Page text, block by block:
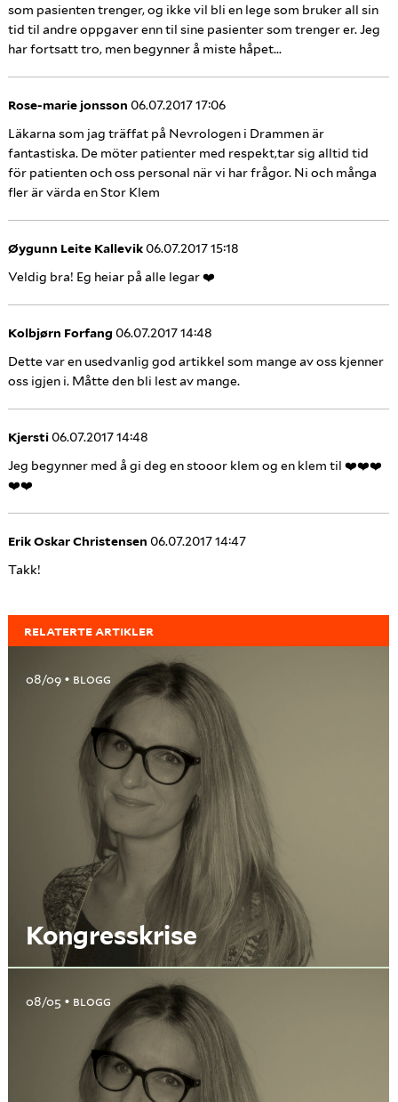
som pasienten trenger, og ikke vil bli en lege som bruker all sin
tid til andre oppgaver enn til sine pasienter som trenger er. Jeg
har fortsatt tro, men begynner å miste håpet...
Rose-marie jonsson 06.07.2017 17:06
Läkarna som jag träffat på Nevrologen i Drammen är
fantastiska. De möter patienter med respekt,tar sig alltid tid
för patienten och oss personal när vi har frågor. Ni och många
fler är värda en Stor Klem
Øygunn Leite Kallevik06.07.2017 15:18
Veldig bra! Eg heiar på alle legar ❤️
Kolbjørn Forfang 06.07.2017 14:48
Dette var en usedvanlig god artikkel som mange av oss kjenner
oss igjen i. Måtte den bli lest av mange.
Kjersti06.07.2017 14:48
Jeg begynner med å gi deg en stooor klem og en klem til ❤️❤️❤️
❤️❤️
Erik Oskar Christensen 06.07.2017 14:47
Takk!
RELATERTE ARTIKLER
Kongresskrise
08/09 BLOGG
08/05 BLOGG